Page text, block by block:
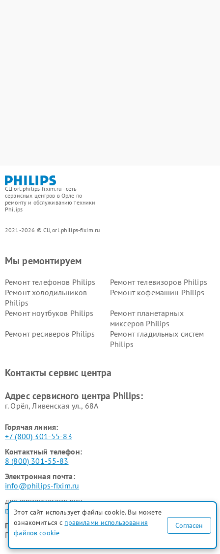
СЦ orl.philips-fixim.ru - сеть
сервисных центров в Орле по
ремонту и обслуживанию техники
Philips
2021-2026 © СЦ orl.philips-fixim.ru
Мы ремонтируем
Ремонт телефонов Philips
Ремонт телевизоров Philips
Ремонт холодильников
Philips
Ремонт кофемашин Philips
Ремонт ноутбуков Philips
Ремонт планетарных
миксеров Philips
Ремонт ресиверов Philips
Ремонт гладильных систем
Philips
Ремонт стиральных машин
Ремонт увлажнителей
Контакты сервис центра
Адрес сервисного центра Philips:
г. Орёл, Ливенская ул., 68А
Горячая линия:
+7 (800) 301-55-83
Контактный телефон:
8 (800) 301-55-83
Электронная почта:
info@philips-fixim.ru
для юридических лиц
manager@fix-philips.ru
График работы:
ПН-ВСК с 9:00 до 21:00 без перерывов и выходных
Этот сайт использует файлы cookie. Вы можете
ознакомиться с правилами использования
файлов cookie
Согласен